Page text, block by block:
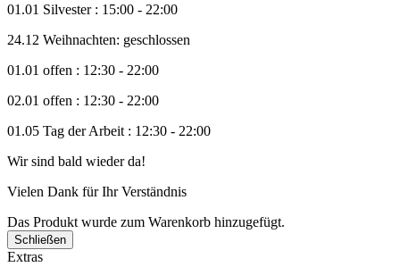
01.01 Silvester : 15:00 - 22:00
24.12 Weihnachten: geschlossen
01.01 offen : 12:30 - 22:00
02.01 offen : 12:30 - 22:00
01.05 Tag der Arbeit : 12:30 - 22:00
Wir sind bald wieder da!
Vielen Dank für Ihr Verständnis
Das Produkt wurde zum Warenkorb hinzugefügt.
Schließen
Extras